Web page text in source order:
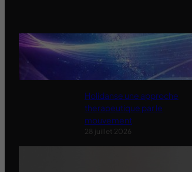
Ensemble pour retrouver
souveraineté
11 janvier 2022
Holidanse une approche
therapeutique par le
mouvement
28 juillet 2026